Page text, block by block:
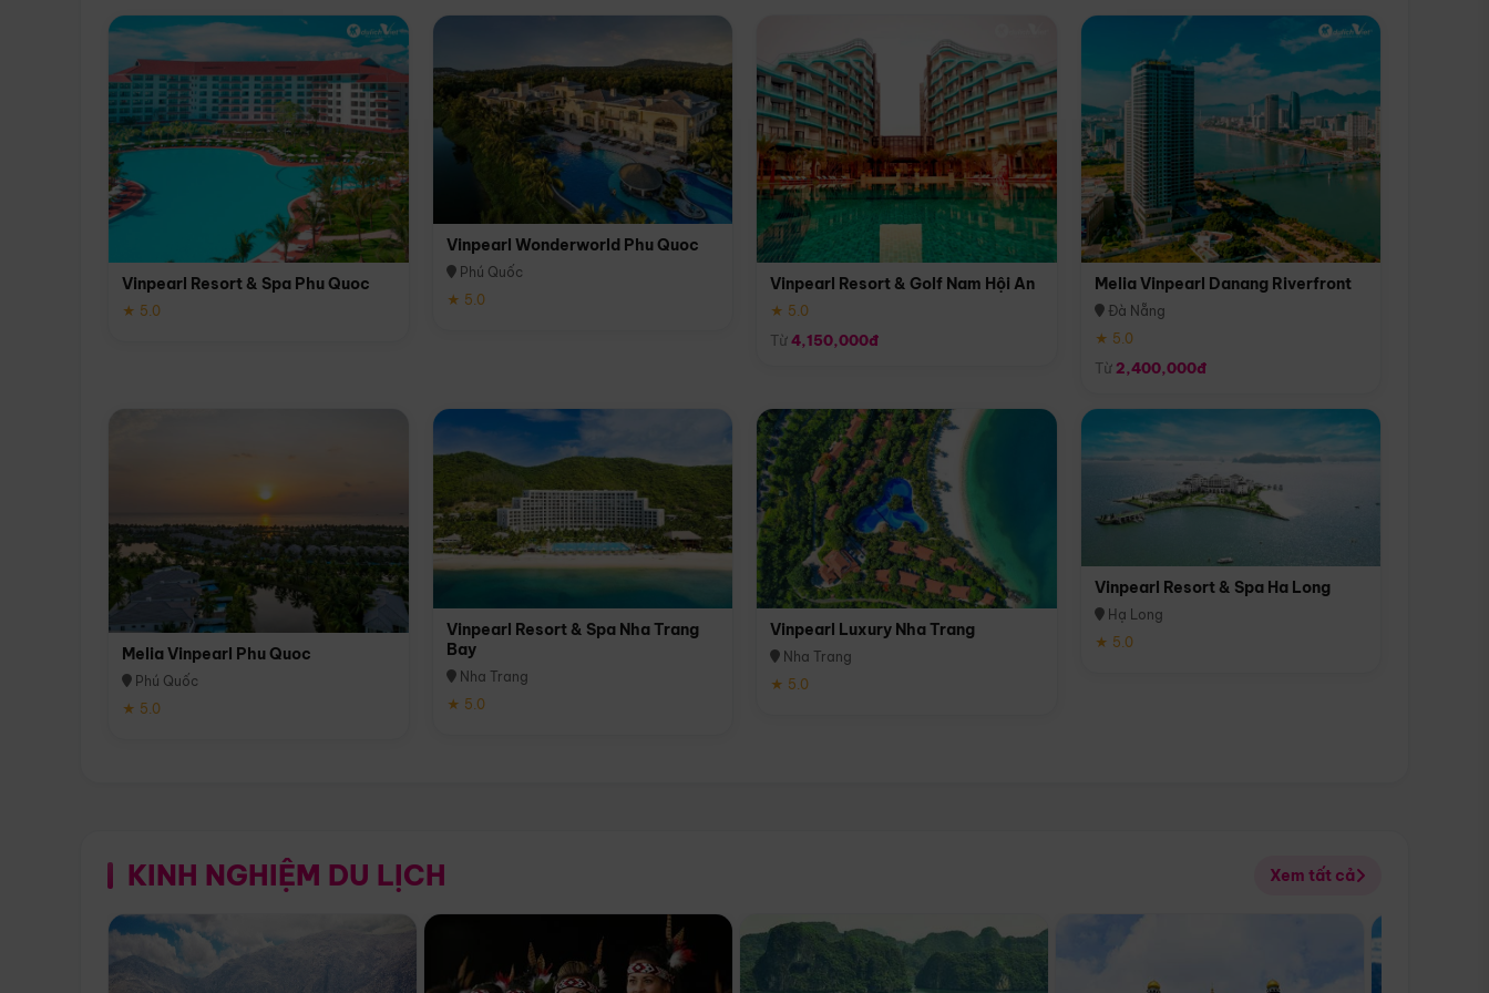
Vinpearl Resort & Spa Phu Quoc
★ 5.0
Vinpearl Wonderworld Phu Quoc
Phú Quốc
★ 5.0
Vinpearl Resort & Golf Nam Hội An
★ 5.0
Từ4,150,000đ
Melia Vinpearl Danang Riverfront
Đà Nẵng
★ 5.0
Từ 2,400,000đ
Melia Vinpearl Phu Quoc
Phú Quốc
★ 5.0
Vinpearl Resort & Spa Nha Trang
Bay
Nha Trang
★ 5.0
Vinpearl Luxury Nha Trang
Nha Trang
★ 5.0
Vinpearl Resort & Spa Ha Long
Hạ Long
★ 5.0
KINH NGHIỆM DU LỊCH Xem tất cả